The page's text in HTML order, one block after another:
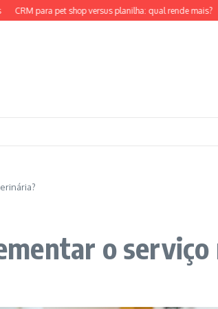
para pet shop versus planilha: qual rende mais?
o